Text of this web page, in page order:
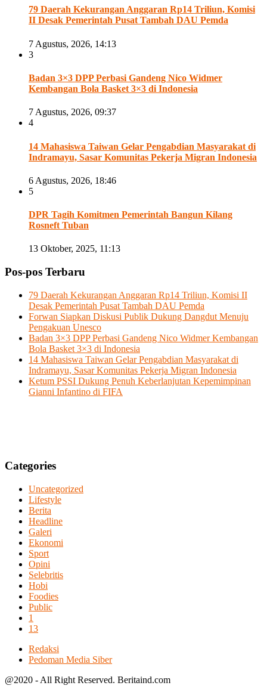
79 Daerah Kekurangan Anggaran Rp14 Triliun, Komisi
II Desak Pemerintah Pusat Tambah DAU Pemda
7 Agustus, 2026, 14:13
3
Badan 3×3 DPP Perbasi Gandeng Nico Widmer
Kembangan Bola Basket 3×3 di Indonesia
7 Agustus, 2026, 09:37
4
14 Mahasiswa Taiwan Gelar Pengabdian Masyarakat di
Indramayu, Sasar Komunitas Pekerja Migran Indonesia
6 Agustus, 2026, 18:46
5
DPR Tagih Komitmen Pemerintah Bangun Kilang
Rosneft Tuban
13 Oktober, 2025, 11:13
Pos-pos Terbaru
79 Daerah Kekurangan Anggaran Rp14 Triliun, Komisi II
Desak Pemerintah Pusat Tambah DAU Pemda
Forwan Siapkan Diskusi Publik Dukung Dangdut Menuju
Pengakuan Unesco
Badan 3×3 DPP Perbasi Gandeng Nico Widmer Kembangan
Bola Basket 3×3 di Indonesia
14 Mahasiswa Taiwan Gelar Pengabdian Masyarakat di
Indramayu, Sasar Komunitas Pekerja Migran Indonesia
Ketum PSSI Dukung Penuh Keberlanjutan Kepemimpinan
Gianni Infantino di FIFA
Categories
Uncategorized
Lifestyle
Berita
Headline
Galeri
Ekonomi
Sport
Opini
Selebritis
Hobi
Foodies
Public
1
13
Redaksi
Pedoman Media Siber
@2020 - All Right Reserved. Beritaind.com